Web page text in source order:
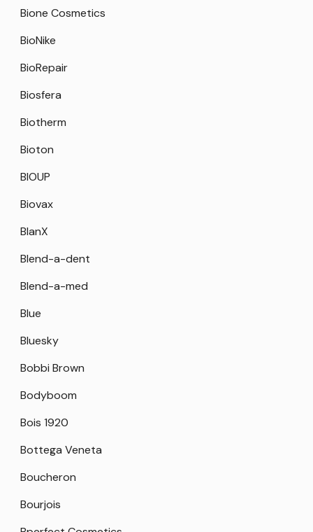
Bione Cosmetics
BioNike
BioRepair
Biosfera
Biotherm
Bioton
BIOUP
Biovax
BlanX
Blend-a-dent
Blend-a-med
Blue
Bluesky
Bobbi Brown
Bodyboom
Bois 1920
Bottega Veneta
Boucheron
Bourjois